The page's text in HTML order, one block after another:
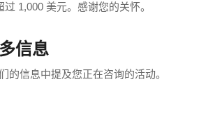
1,000 美元。感谢您的关怀。
信息
的信息中提及您正在咨询的活动。